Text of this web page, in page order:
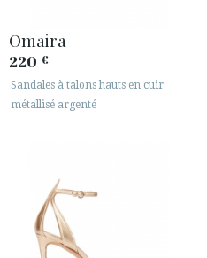
Omaira
220 €
Sandales à talons hauts en cuir
métallisé argenté